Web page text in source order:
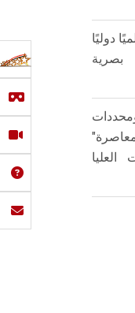
دوليًا
بصرية
العليا